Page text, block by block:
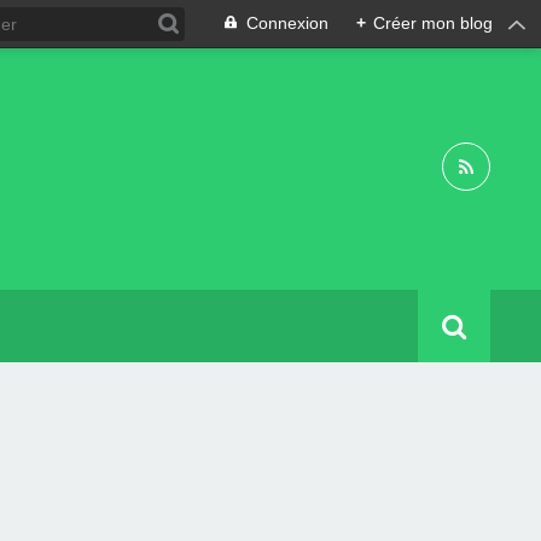
Connexion + Créer mon blog